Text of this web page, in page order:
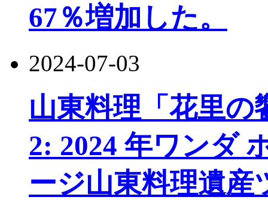
67％増加した。
2024-07-03
山東料理「花里の
2: 2024 年ワンダ
ージ山東料理遺産